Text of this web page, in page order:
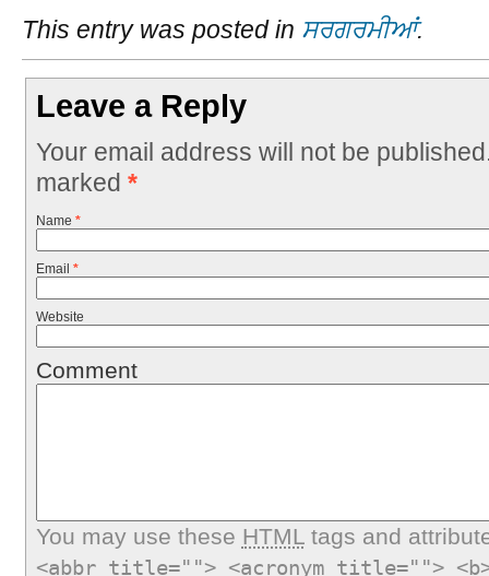
This entry was posted in ਸਰਗਰਮੀਆਂ.
Leave a Reply
Your email address will not be
marked *
Name *
Email *
Website
Comment
You may use these HTMLtags and
<abbr title=""> <acronym title="">